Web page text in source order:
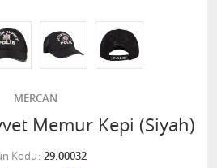
MERCAN
Memur Kepi (Siyah)
Kodu 29.00032